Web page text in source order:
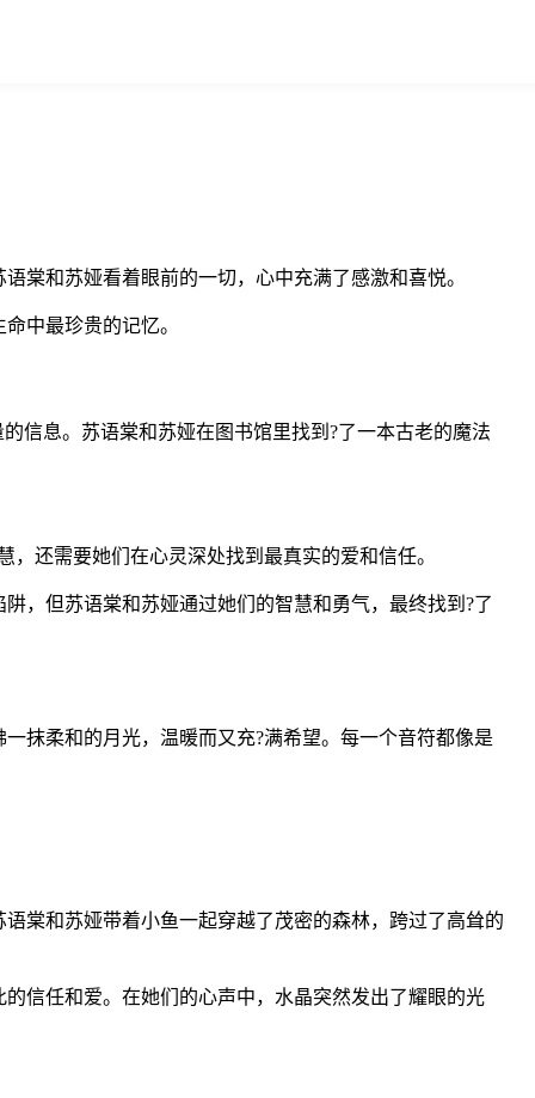
棠和苏娅看着眼前的一切，心中充满了感激和喜悦。
中最珍贵的记忆。
信息。苏语棠和苏娅在图书馆里找到?了一本古老的魔法
还需要她们在心灵深处找到最真实的爱和信任。
，但苏语棠和苏娅通过她们的智慧和勇气，最终找到?了
抹柔和的月光，温暖而又充?满希望。每一个音符都像是
棠和苏娅带着小鱼一起穿越了茂密的森林，跨过了高耸的
信任和爱。在她们的心声中，水晶突然发出了耀眼的光